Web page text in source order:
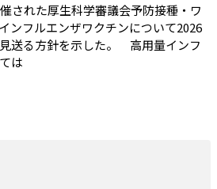
された厚生科学審議会予防接種・ワ
ンフルエンザワクチンについて2026
送る方針を示した。 高用量インフ
は